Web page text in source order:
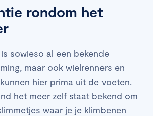
rondom het
sowieso al een bekende
maar ook wielrenners en
hier prima uit de voeten.
het meer zelf staat bekend om
waar je je klimbenen